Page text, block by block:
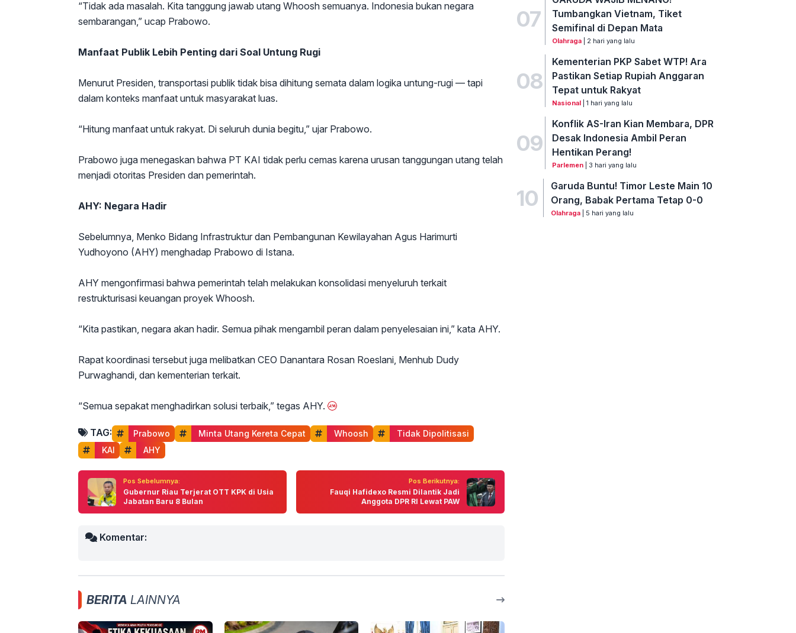
“Tidak ada masalah. Kita tanggung jawab utang Whoosh semuanya. Indonesia bukan negara
sembarangan,” ucap Prabowo.
Manfaat Publik Lebih Penting dari Soal Untung Rugi
Menurut Presiden, transportasi publik tidak bisa dihitung semata dalam logika untung-rugi — tapi
dalam konteks manfaat untuk masyarakat luas.
“Hitung manfaat untuk rakyat. Di seluruh dunia begitu,” ujar Prabowo.
Prabowo juga menegaskan bahwa PT KAI tidak perlu cemas karena urusan tanggungan utang telah
menjadi otoritas Presiden dan pemerintah.
AHY: Negara Hadir
Sebelumnya, Menko Bidang Infrastruktur dan Pembangunan Kewilayahan Agus Harimurti
Yudhoyono (AHY) menghadap Prabowo di Istana.
AHY mengonfirmasi bahwa pemerintah telah melakukan konsolidasi menyeluruh terkait
restrukturisasi keuangan proyek Whoosh.
“Kita pastikan, negara akan hadir. Semua pihak mengambil peran dalam penyelesaian ini,” kata AHY.
Rapat koordinasi tersebut juga melibatkan CEO Danantara Rosan Roeslani, Menhub Dudy
Purwaghandi, dan kementerian terkait.
“Semua sepakat menghadirkan solusi terbaik,” tegas AHY.
TAG: Prabowo Minta Utang Kereta Cepat Whoosh
Tidak Dipolitisasi
KAI
AHY
Pos Sebelumnya:
Gubernur Riau Terjerat OTT KPK di Usia
Jabatan Baru 8 Bulan
Pos Berikutnya:
Fauqi Hafidexo Resmi Dilantik Jadi
Anggota DPR RI Lewat PAW
Komentar:
BERITA LAINNYA
07
Tumbangkan Vietnam, Tiket
Semifinal di Depan Mata
Olahraga | 2 hari yang lalu
08
Kementerian PKP Sabet WTP! Ara
Pastikan Setiap Rupiah Anggaran
Tepat untuk Rakyat
Nasional | 1 hari yang lalu
09
Konflik AS-Iran Kian Membara, DPR
Desak Indonesia Ambil Peran
Hentikan Perang!
Parlemen | 3 hari yang lalu
10
Garuda Buntu! Timor Leste Main 10
Orang, Babak Pertama Tetap 0-0
Olahraga| 5 hari yang lalu